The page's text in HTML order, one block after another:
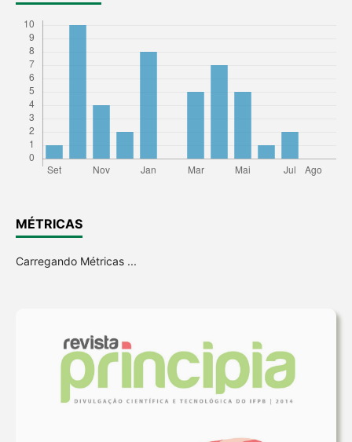
MÉTRICAS
Carregando Métricas ...